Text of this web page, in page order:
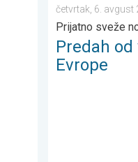
četvrtak, 6. avgust
Prijatno sveže
Predah
Evrope